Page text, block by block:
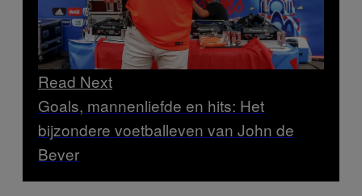
Read Next
Goals, mannenliefde en hits: Het
bijzondere voetballeven van John de
Bever